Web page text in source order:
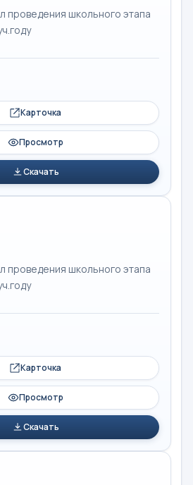
проведения школьного этапа
Карточка
Просмотр
Скачать
проведения школьного этапа
Карточка
Просмотр
Скачать